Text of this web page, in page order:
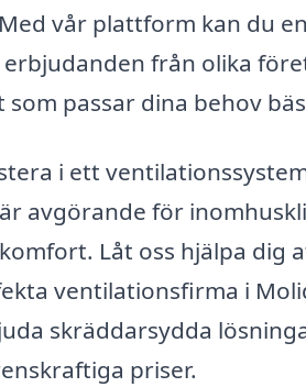
vår plattform kan du
från olika
som passar dina behov
i ett
avgörande för
Låt oss hjälpa dig
ventilationsfirma i
skräddarsydda
priser.